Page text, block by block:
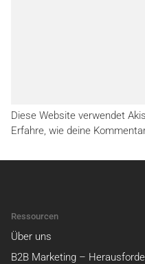
Diese Website verwendet
Erfahre, wie deine
Ressourcen
Über uns
B2B Marketing –